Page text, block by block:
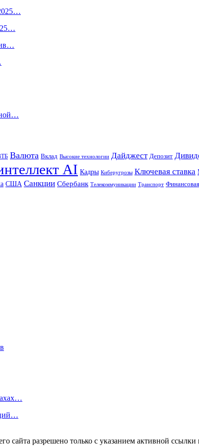
Валюта Вклад Высокие технологии Дайджест Депозит
AI Кадры Киберугрозы Ключевая ставка
США Санкции Сбербанк Телекоммуникации Транспорт
сайта разрешено только с указанием активной